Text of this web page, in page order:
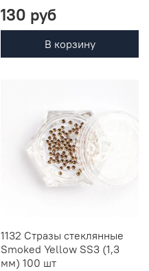
130 руб
В корзину
1132 Стразы стеклянные
Smoked Yellow SS3 (1,3
мм) 100 шт